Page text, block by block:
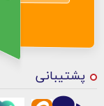
پشتیبانی